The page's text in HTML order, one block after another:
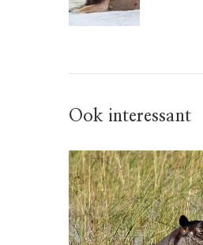
Ook interessant